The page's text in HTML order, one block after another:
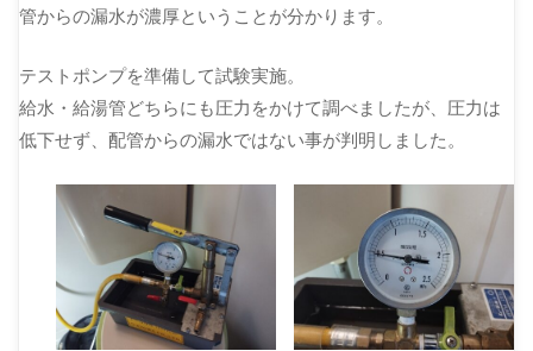
管からの漏水が濃厚ということが分かります。
テストポンプを準備して試験実施。
給水・給湯管どちらにも圧力をかけて調べましたが、圧力は
低下せず、配管からの漏水ではない事が判明しました。